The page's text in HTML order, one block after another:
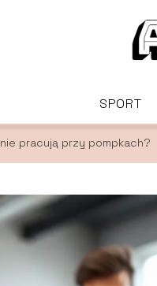
SPORT
pracują przy pompkach?